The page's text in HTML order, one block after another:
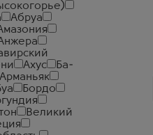
Абруа
Ахус
Ба-
Бордо
Великий